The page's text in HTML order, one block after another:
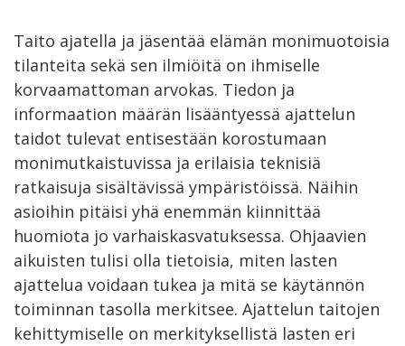
Taito ajatella ja jäsentää elämän monimuotoisia
tilanteita sekä sen ilmiöitä on ihmiselle
korvaamattoman arvokas. Tiedon ja
informaation määrän lisääntyessä ajattelun
taidot tulevat entisestään korostumaan
monimutkaistuvissa ja erilaisia teknisiä
ratkaisuja sisältävissä ympäristöissä. Näihin
asioihin pitäisi yhä enemmän kiinnittää
huomiota jo varhaiskasvatuksessa. Ohjaavien
aikuisten tulisi olla tietoisia, miten lasten
ajattelua voidaan tukea ja mitä se käytännön
toiminnan tasolla merkitsee. Ajattelun taitojen
kehittymiselle on merkityksellistä lasten eri